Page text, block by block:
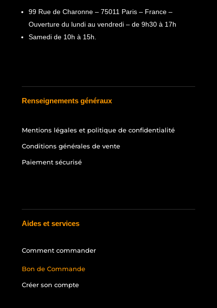
99 Rue de Charonne – 75011 Paris – France –
Ouverture du lundi au vendredi – de 9h30 à 17h
Samedi de 10h à 15h.
Renseignements généraux
Mentions légales et politique de confidentialité
Conditions générales de vente
Paiement sécurisé
Aides et services
Comment commander
Bon de Commande
Créer son compte